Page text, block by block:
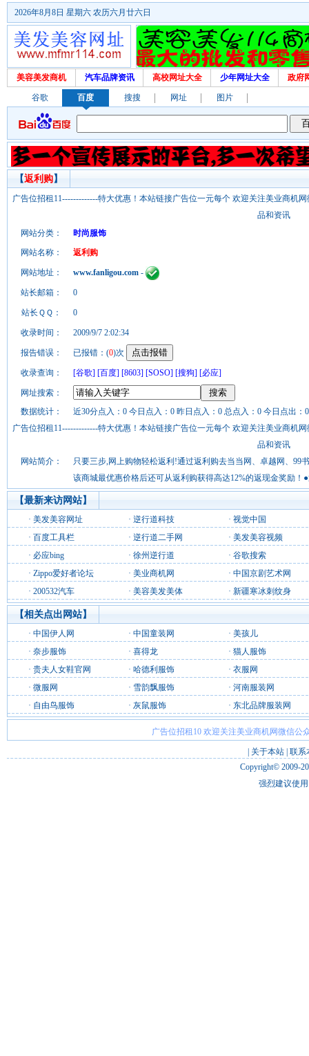
2026年8月8日 星期六 农历六月廿六日
美容美发商机 汽车品牌资讯 高校网址大全 少年网址大全 政府
谷歌 百度 搜搜 网址 图片
【返利购】
广告位招租11-------------特大优惠！本站链接广告位一元每个 欢迎关注美业商机
品和资讯
网站分类：
时尚服饰
网站名称：
返利购
网站地址： www.fanligou.com -
站长邮箱： 0
站长ＱＱ： 0
收录时间： 2009/9/7 2:02:34
报告错误： 已报错：(0)次
收录查询： [谷歌] [百度] [8603] [SOSO] [搜狗] [必应]
网址搜索：
数据统计：
近30分点入：0 今日点入：0 昨日点入：0 总点入：0 今日点出：
广告位招租11-------------特大优惠！本站链接广告位一元每个 欢迎关注美业商机
品和资讯
网站简介：
只要三步,网上购物轻松返利!通过返利购去当当网、卓越网、99
该商城最优惠价格后还可从返利购获得高达12%的返现金奖励
【最新来访网站】
· 美发美容网址 · 逆行道科技 · 视觉中国
· 百度工具栏 · 逆行道二手网 · 美发美容视频
· 必应bing · 徐州逆行道 · 谷歌搜索
· Zippo爱好者论坛 · 美业商机网 · 中国京剧艺术网
· 200532汽车 · 美容美发美体 · 新疆寒冰刺纹身
【相关点出网站】
· 中国伊人网 · 中国童装网 · 美孩儿
· 奈步服饰 · 喜得龙 · 猫人服饰
· 贵夫人女鞋官网 · 哈德利服饰 · 衣服网
· 微服网 · 雪韵飘服饰 · 河南服装网
· 自由鸟服饰 · 灰鼠服饰 · 东北品牌服装网
广告位招租10 欢迎关注美业商机网微信公
关于本站 联系
Copyright© 2009-
强烈建议使